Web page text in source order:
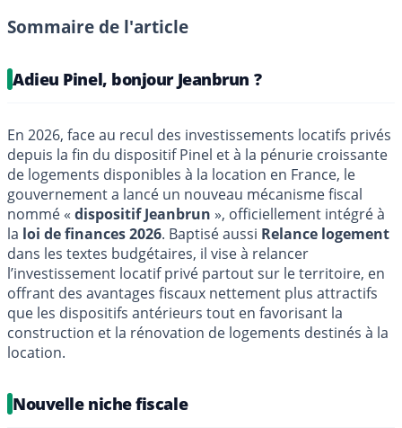
Sommaire de l'article
Adieu Pinel, bonjour Jeanbrun ?
En 2026, face au recul des investissements locatifs privés
depuis la fin du dispositif Pinel et à la pénurie croissante
de logements disponibles à la location en France, le
gouvernement a lancé un nouveau mécanisme fiscal
nommé « dispositif Jeanbrun », officiellement intégré à
la loi de finances 2026. Baptisé aussi Relance logement
dans les textes budgétaires, il vise à relancer
l’investissement locatif privé partout sur le territoire, en
offrant des avantages fiscaux nettement plus attractifs
que les dispositifs antérieurs tout en favorisant la
construction et la rénovation de logements destinés à la
location.
Nouvelle niche fiscale